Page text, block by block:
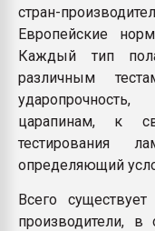
стран-
Европейские
Каждый тип
различным
царапинам, к
тестирования
определяющий
Всего
производители,